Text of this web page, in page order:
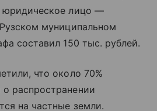
юридическое лицо —
муниципальном
составил 150 тыс. рублей.
что около 70%
распространении
на частные земли.